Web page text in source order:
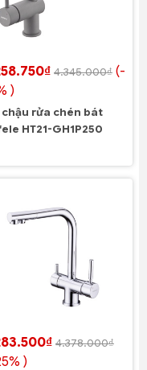
4.345.000₫ (-
)
chậu rửa chén bát
HT21-GH1P250
4.378.000₫
)